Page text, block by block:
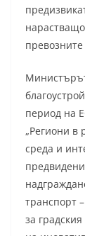
период на
„Региони в
среда и
транспорт
за